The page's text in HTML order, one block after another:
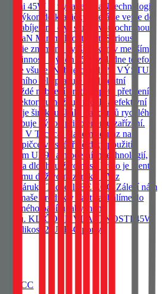
45W je vybaven GaN technologií,
výkon do krabičky, která se vejde do
čtyř stupňovou ochranou a
GaN Minimal footprint. Serious
znamená vyšší výkon v menším
účinnost. Výkon 45W zvládne telefon,
se všude. Nabije cokoliv*. VÝSTUP
těla pracuje inteligentní
každé nabíjení proti přepětí, přetížení,
konektory umožňují rychlé a efektivní
širokou škálu standardů rychlého
výkon připojenému zařízení.
V Tactical klademe důraz na
ke špičce ve své třídě díky použití
UL94 a moderních technologií,
a dlouhou životnost. Proto je i tento
doživotní záruky. *Viz
záruky Tactical. BE ECO Záleží nám
naše produkty Tactical balíme do
papíru, abychom
KLÍČOVÉ VLASTNOSTI 45W
velikost 2 USB-C porty